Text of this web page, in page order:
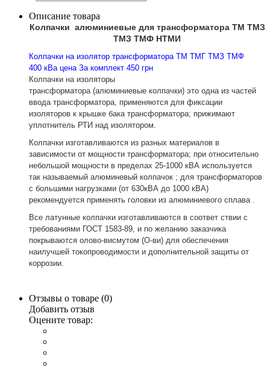
Описание товара
Колпачки алюминиевые для трансформатора ТМ ТМЗ
ТМЗ ТМФ НТМИ
Колпачки на изолятор трансформатора ТМ ТМГ ТМЗ ТМФ
400 кВа цена За комплект 450 грн
Колпачки на изоляторы
трансформатора (алюминиевые колпачки) это одна из частей
ввода трансформатора, применяются для фиксации
изоляторов к крышке бака трансформатора; прижимают
уплотнитель РТИ над изолятором.
Колпачки изготавливаются из разных материалов в
зависимости от мощности трансформатора; при относительно
небольшой мощности в пределах 25-1000 кВА используется
так называемый алюминевый колпачок ; для трансформаторов
с большими нагрузками (от 630кВА до 1000 кВА)
рекомендуется применять головки из алюминиевого сплава .
Все латунные колпачки изготавливаются в соответ ствии с
требованиями ГОСТ 1583-89, и по желанию заказчика
покрываются олово-висмутом (О-ви) для обеспечения
наилучшей токопроводимости и дополнительной защиты от
коррозии.
Отзывы о товаре (0)
Добавить отзыв
Оцените товар: